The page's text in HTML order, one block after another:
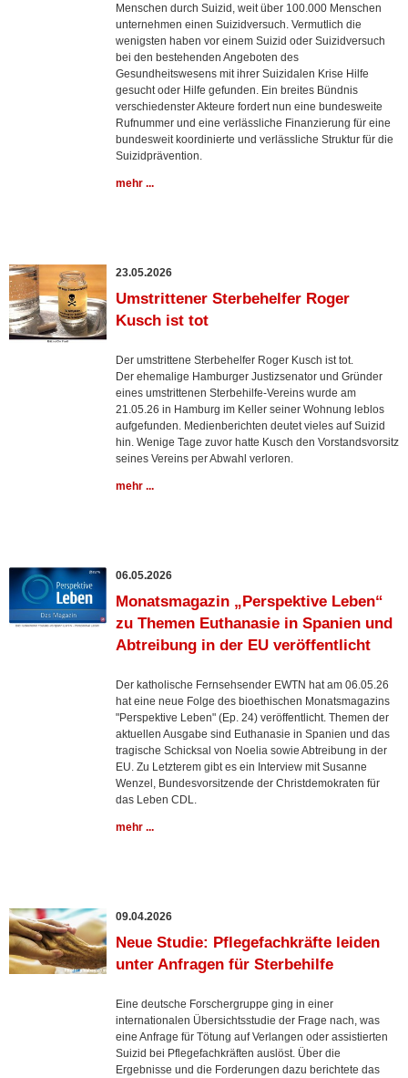
Menschen durch Suizid, weit über 100.000 Menschen
unternehmen einen Suizidversuch. Vermutlich die
wenigsten haben vor einem Suizid oder Suizidversuch
bei den bestehenden Angeboten des
Gesundheitswesens mit ihrer Suizidalen Krise Hilfe
gesucht oder Hilfe gefunden. Ein breites Bündnis
verschiedenster Akteure fordert nun eine bundesweite
Rufnummer und eine verlässliche Finanzierung für eine
bundesweit koordinierte und verlässliche Struktur für die
Suizidprävention.
mehr ...
23.05.2026
Umstrittener Sterbehelfer Roger
Kusch ist tot
Der umstrittene Sterbehelfer Roger Kusch ist tot.
Der ehemalige Hamburger Justizsenator und Gründer
eines umstrittenen Sterbehilfe-Vereins wurde am
21.05.26 in Hamburg im Keller seiner Wohnung leblos
aufgefunden. Medienberichten deutet vieles auf Suizid
hin. Wenige Tage zuvor hatte Kusch den Vorstandsvorsitz
seines Vereins per Abwahl verloren.
mehr ...
06.05.2026
Monatsmagazin „Perspektive Leben“
zu Themen Euthanasie in Spanien und
Abtreibung in der EU veröffentlicht
Der katholische Fernsehsender EWTN hat am 06.05.26
hat eine neue Folge des bioethischen Monatsmagazins
"Perspektive Leben" (Ep. 24) veröffentlicht. Themen der
aktuellen Ausgabe sind Euthanasie in Spanien und das
tragische Schicksal von Noelia sowie Abtreibung in der
EU. Zu Letzterem gibt es ein Interview mit Susanne
Wenzel, Bundesvorsitzende der Christdemokraten für
das Leben CDL.
mehr ...
09.04.2026
Neue Studie: Pflegefachkräfte leiden
unter Anfragen für Sterbehilfe
Eine deutsche Forschergruppe ging in einer
internationalen Übersichtsstudie der Frage nach, was
eine Anfrage für Tötung auf Verlangen oder assistierten
Suizid bei Pflegefachkräften auslöst. Über die
Ergebnisse und die Forderungen dazu berichtete das